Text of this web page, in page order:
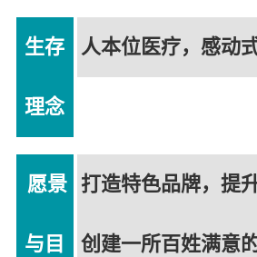
生存
理念
人本位医疗，感动
愿景
与目
打造特色品牌，提
创建一所百姓满意